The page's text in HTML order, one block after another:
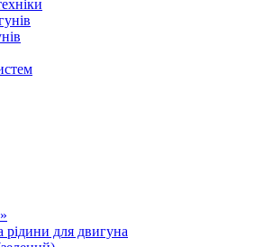
для двигуна